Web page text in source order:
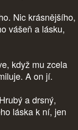
Nic krásnějšího,
vášeň a lásku,
když mu zcela
A on jí.
a drsný,
láska k ní, jen